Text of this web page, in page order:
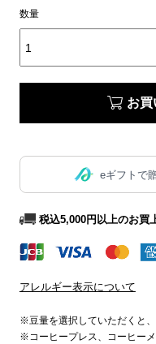
数量
お買
eギフトで
税込5,000円以上のお買
アレルギー表示について
※豆量を選択していただくと、
※コーヒープレス、コーヒー